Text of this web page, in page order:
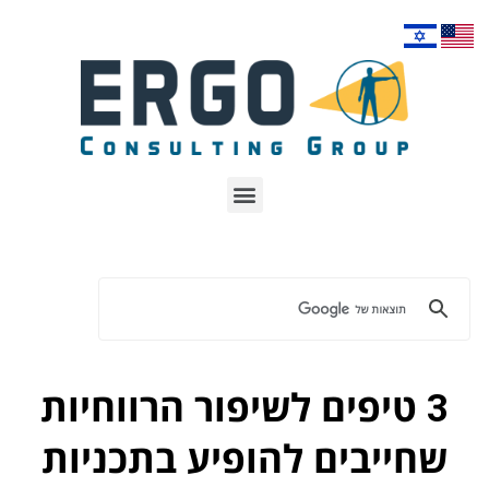
3 טיפים לשיפור הרווחיות
שחייבים להופיע בתכניות